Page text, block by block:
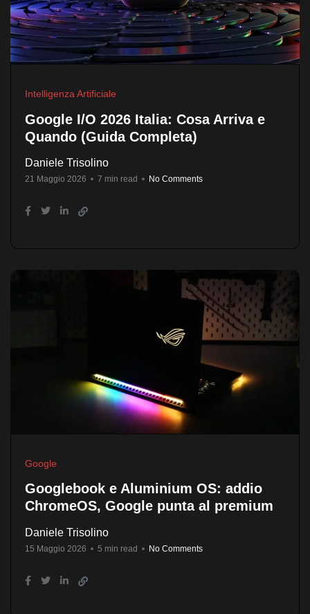
Intelligenza Artificiale
Google I/O 2026 Italia: Cosa Arriva e
Quando (Guida Completa)
Daniele Trisolino
21 Maggio 2026 7 min read No Comments
Google
Googlebook e Aluminium OS: addio
ChromeOS, Google punta al premium
Daniele Trisolino
15 Maggio 2026 5 min read No Comments